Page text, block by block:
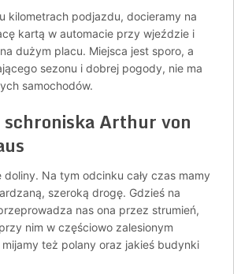
kilometrach podjazdu, docieramy na
kartą w automacie przy wjeździe i
dużym placu. Miejsca jest sporo, a
sezonu i dobrej pogody, nie ma
samochodów.
schroniska Arthur von
doliny. Na tym odcinku cały czas mamy
szeroką drogę. Gdzieś na
nas ona przez strumień,
nim w częściowo zalesionym
też polany oraz jakieś budynki